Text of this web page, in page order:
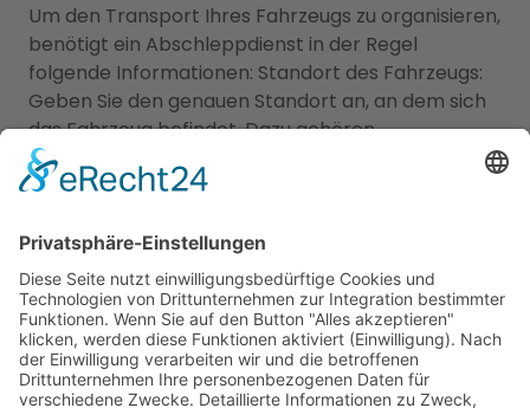
Um den Transport Ihres Fahrzeugs zu organisieren,
benötigt ein Abschleppdienst in der Regel
folgende Informationen: Standort des Fahrzeugs:
Geben Sie den genauen Standort an, an dem sich
das Fahrzeug befindet. Dazu gehören
Straßenname, Hausnummer, Stadt und
möglicherweise besondere Hinweise zur Lage. Art
mit, um welche Art von Fahrzeug es sich handelt, z.
B. PKW, Motorrad, Wohnmobil oder LKW.
Gegebenenfalls kann auch die Größe oder das
Gewicht des Fahrzeugs relevant sein. Zustand des
Fahrzeugs: Geben Sie an, ob das Fahrzeug
fahrbereit ist oder nicht. Falls das Fahrzeug